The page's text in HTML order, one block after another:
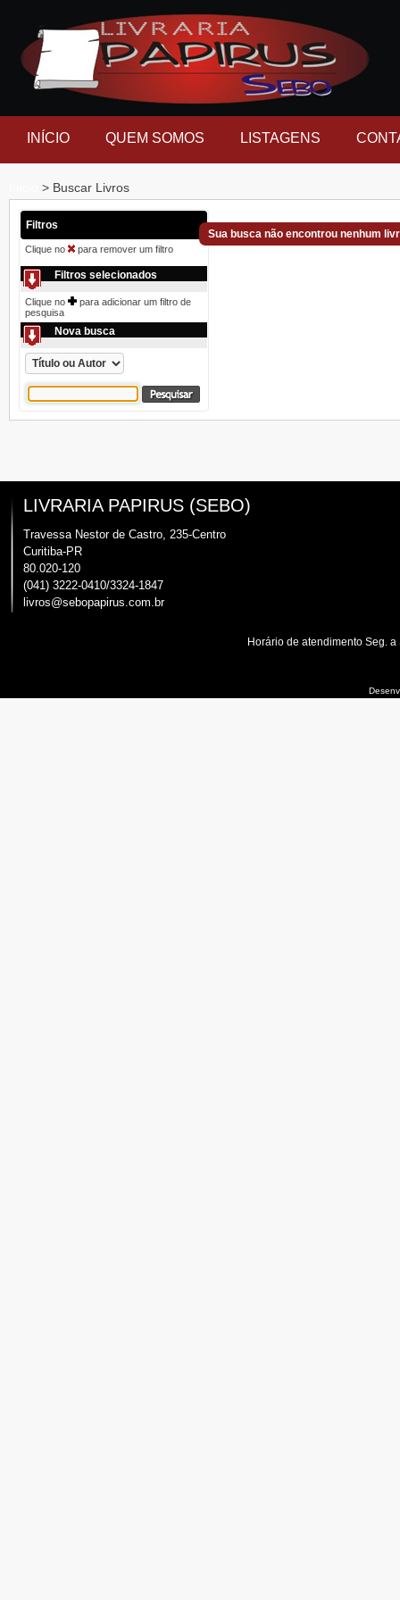
INÍCIO QUEM SOMOS LISTAGENS
> Buscar Livros
Filtros
Clique no para remover um filtro
Filtros selecionados
Clique no
para adicionar um filtro de
pesquisa
Nova busca
Sua busca não encontrou nenhum
LIVRARIA PAPIRUS (SEBO)
Travessa Nestor de Castro, 235-Centro
Curitiba-PR
80.020-120
(041) 3222-0410/3324-1847
livros@sebopapirus.com.br
Horário de atendimento Seg.